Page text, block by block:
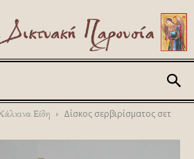
Είδη
Δίσκος σερβιρίσματος σετ